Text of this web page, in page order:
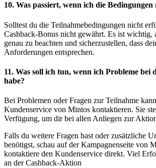
10. Was passiert, wenn ich die
Solltest du die Teilnahmebedingungen nicht
Cashback-Bonus nicht gewährt. Es ist wichtig,
genau zu beachten und sicherzustellen, dass
Anforderungen entsprechen.
11. Was soll ich tun, wenn ich Probleme bei
habe?
Bei Problemen oder Fragen zur Teilnahme
Kundenservice von Mintos kontaktieren. Sie
Verfügung, um dir bei allen Anliegen zur
Falls du weitere Fragen hast oder zusätzliche
benötigst, schau auf der Kampagnenseite von
kontaktiere den Kundenservice direkt. Viel
an der Cashback-Aktion